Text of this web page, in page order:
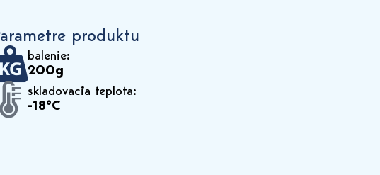
produktu
balenie:
200g
skladovacia teplota:
-18°C